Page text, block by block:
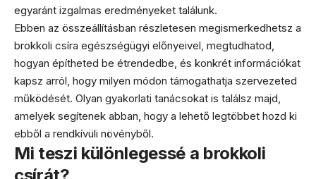
egyaránt izgalmas eredményeket találunk.
Ebben az összeállításban részletesen megismerkedhetsz a
brokkoli csíra egészségügyi előnyeivel, megtudhatod,
hogyan építheted be étrendedbe, és konkrét információkat
kapsz arról, hogy milyen módon támogathatja szervezeted
működését. Olyan gyakorlati tanácsokat is találsz majd,
amelyek segítenek abban, hogy a lehető legtöbbet hozd ki
ebből a rendkívüli növényből.
Mi teszi különlegessé a brokkoli